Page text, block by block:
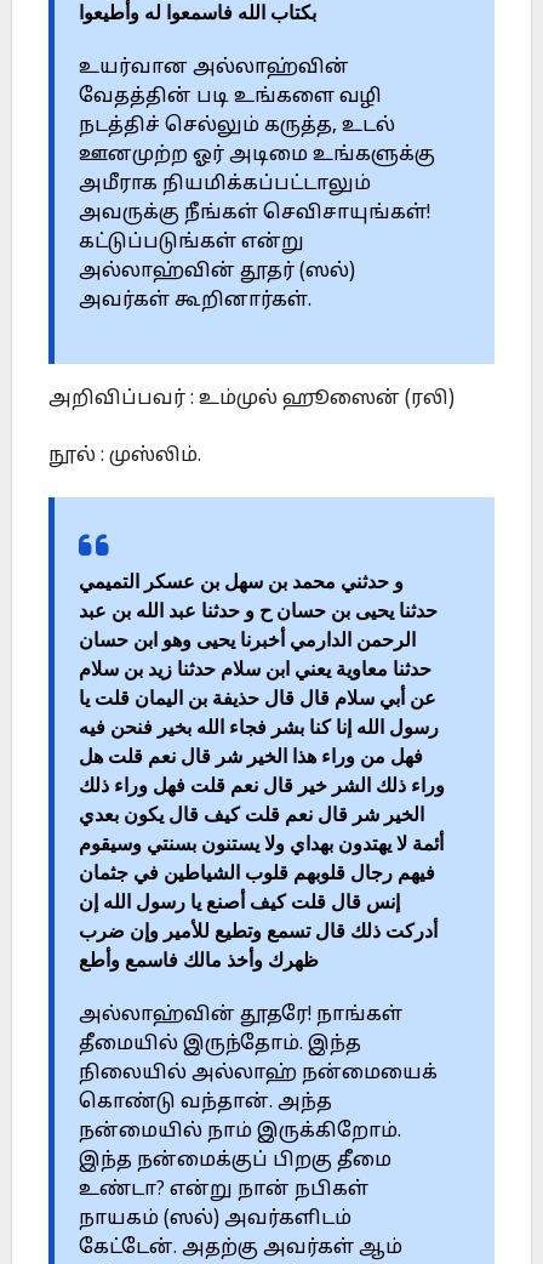
بكتاب الله فاسمعوا له وأطيعوا
உயர்வான அல்லாஹ்வின்
வேதத்தின் படி உங்களை வழி
நடத்திச் செல்லும் கருத்த, உடல்
ஊனமுற்ற ஓர் அடிமை உங்களுக்கு
அமீராக நியமிக்கப்பட்டாலும்
அவருக்கு நீங்கள் செவிசாயுங்கள்!
கட்டுப்படுங்கள் என்று
அல்லாஹ்வின் தூதர் (ஸல்)
அவர்கள் கூறினார்கள்.
அறிவிப்பவர் : உம்முல் ஹூஸைன் (ரலி)
நூல் : முஸ்லிம்.
و حدثني محمد بن سهل بن عسكر التميمي
حدثنا يحيى بن حسان ح و حدثنا عبد الله بن عبد
الرحمن الدارمي أخبرنا يحيى وهو ابن حسان
حدثنا معاوية يعني ابن سلام حدثنا زيد بن سلام
عن أبي سلام قال قال حذيفة بن اليمان قلت يا
رسول الله إنا كنا بشر فجاء الله بخير فنحن فيه
فهل من وراء هذا الخير شر قال نعم قلت هل
وراء ذلك الشر خير قال نعم قلت فهل وراء ذلك
الخير شر قال نعم قلت كيف قال يكون بعدي
أئمة لا يهتدون بهداي ولا يستنون بسنتي وسيقوم
فيهم رجال قلوبهم قلوب الشياطين في جثمان
إنس قال قلت كيف أصنع يا رسول الله إن
أدركت ذلك قال تسمع وتطيع للأمير وإن ضرب
ظهرك وأخذ مالك فاسمع وأطع
அல்லாஹ்வின் தூதரே! நாங்கள்
தீமையில் இருந்தோம். இந்த
நிலையில் அல்லாஹ் நன்மையைக்
கொண்டு வந்தான். அந்த
நன்மையில் நாம் இருக்கிறோம்.
இந்த நன்மைக்குப் பிறகு தீமை
உண்டா? என்று நான் நபிகள்
நாயகம் (ஸல்) அவர்களிடம்
கேட்டேன். அதற்கு அவர்கள் ஆம்